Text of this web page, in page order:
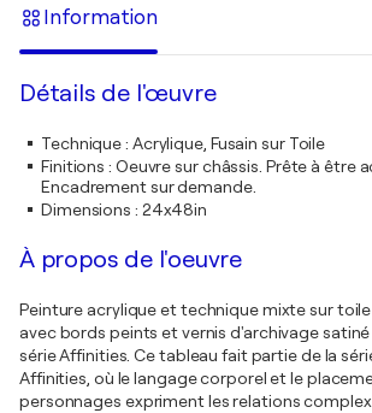
Information
Détails de l'œuvre
Technique: Acrylique, Fusain sur Toile
Finitions : Oeuvre sur châssis. Prête à être
Encadrement sur demande.
Dimensions : 24x48in
À propos de l'oeuvre
Peinture acrylique et technique mixte sur
avec bords peints et vernis d'archivage
série Affinities. Ce tableau fait partie de la
Affinities, où le langage corporel et le
personnages expriment les relations